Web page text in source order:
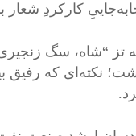
جابه‌جاییِ کارکردِ
تز “شاه، سگ
نکته‌ای که رفیق